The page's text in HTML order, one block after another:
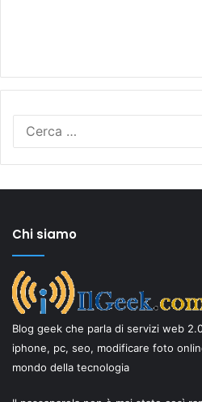
Chi siamo
Blog geek che parla di servizi web
iphone, pc, seo, modificare foto
mondo della tecnologia